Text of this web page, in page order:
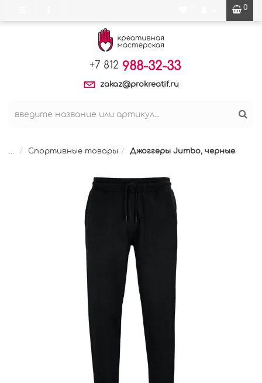
0
+7 812 988-32-33
zakaz@prokreatif.ru
... Спортивные товары Джоггеры Jumbo, черные